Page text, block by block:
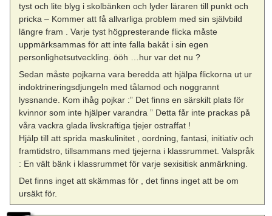
tyst och lite blyg i skolbänken och lyder läraren till punkt och
pricka – Kommer att få allvarliga problem med sin självbild
längre fram . Varje tyst högpresterande flicka måste
uppmärksammas för att inte falla bakåt i sin egen
personlighetsutveckling. ööh …hur var det nu ?
Sedan måste pojkarna vara beredda att hjälpa flickorna ut ur
indoktrineringsdjungeln med tålamod och noggrannt
lyssnande. Kom ihåg pojkar :” Det finns en särskilt plats för
kvinnor som inte hjälper varandra ” Detta får inte prackas på
våra vackra glada livskraftiga tjejer ostraffat !
Hjälp till att sprida maskulinitet , oordning, fantasi, initiativ och
framtidstro, tillsammans med tjejerna i klassrummet. Valspråk
: En vält bänk i klassrummet för varje sexisitisk anmärkning.
Det finns inget att skämmas för , det finns inget att be om
ursäkt för.